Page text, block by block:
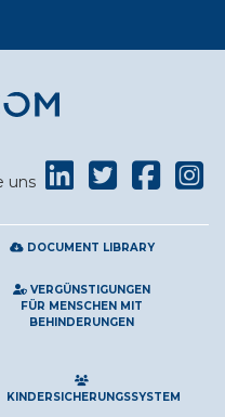
uns
DOCUMENT LIBRARY
VERGÜNSTIGUNGEN
FÜR MENSCHEN MIT
BEHINDERUNGEN
KINDERSICHERUNGSSYSTEM